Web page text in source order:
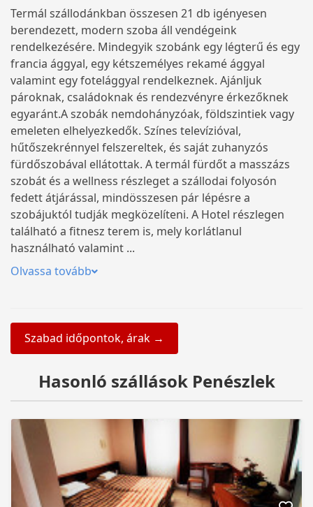
Termál szállodánkban összesen 21 db igényesen
berendezett, modern szoba áll vendégeink
rendelkezésére. Mindegyik szobánk egy légterű és egy
francia ággyal, egy kétszemélyes rekamé ággyal
valamint egy fotelággyal rendelkeznek. Ajánljuk
pároknak, családoknak és rendezvényre érkezőknek
egyaránt.A szobák nemdohányzóak, földszintiek vagy
emeleten elhelyezkedők. Színes televízióval,
hűtőszekrénnyel felszereltek, és saját zuhanyzós
fürdőszobával ellátottak. A termál fürdőt a masszázs
szobát és a wellness részleget a szállodai folyosón
fedett átjárással, mindösszesen pár lépésre a
szobájuktól tudják megközelíteni. A Hotel részlegen
található a fitnesz terem is, mely korlátlanul
használható valamint ...
Olvassa tovább
Szabad időpontok, árak →
Hasonló szállások Penészlek